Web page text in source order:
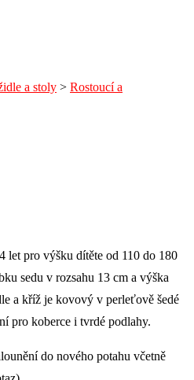
a stoly > Rostoucí a
let pro výšku dítěte od 110 do 180
sedu v rozsahu 13 cm a výška
a kříž je kovový v perleťově šedé
pro koberce i tvrdé podlahy.
do nového potahu včetně